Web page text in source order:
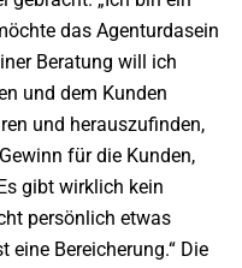
das Agenturdasein
Beratung will ich
und dem Kunden
und herauszufinden,
für die Kunden,
gibt wirklich kein
persönlich etwas
eine Bereicherung.“ Die